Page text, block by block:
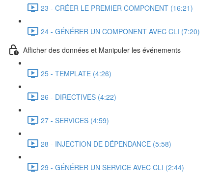
23 - CRÉER LE PREMIER COMPONENT (16:21)
24 - GÉNÉRER UN COMPONENT AVEC CLI (7:20)
Afficher des données et Manipuler les événements
25 - TEMPLATE (4:26)
26 - DIRECTIVES (4:22)
27 - SERVICES (4:59)
28 - INJECTION DE DÉPENDANCE (5:58)
29 - GÉNÉRER UN SERVICE AVEC CLI (2:44)